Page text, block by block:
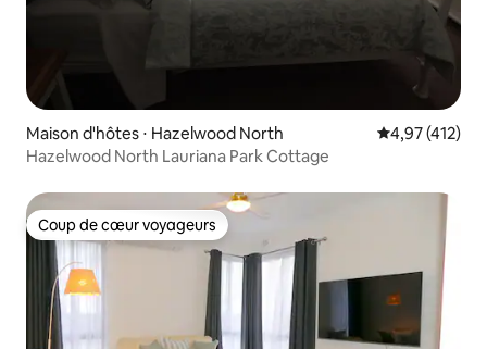
Maison d'hôtes ⋅ Hazelwood North Évaluation
4,97 (412)
Hazelwood North Lauriana Park Cottage
Coup de cœur voyageurs
Coup de cœur voyageurs